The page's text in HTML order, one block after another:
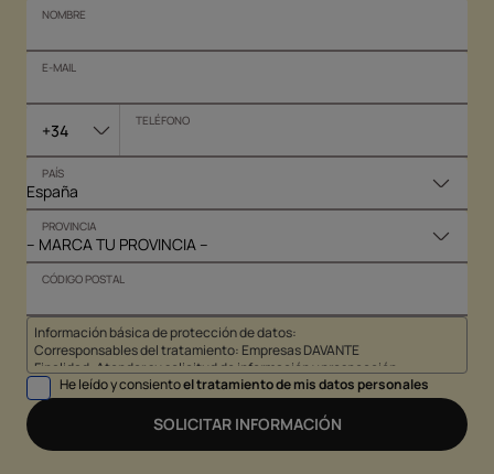
NOMBRE
E-MAIL
+34 TELÉFONO
PAÍS
PROVINCIA
CÓDIGO POSTAL
Información básica de protección de datos:
Corresponsables del tratamiento: Empresas DAVANTE
Finalidad: Atender su solicitud de información y prospección
comercial
Derechos: Puede acceder, rectificar y suprimir sus datos, así como
otros derechos tal y como se explica en nuestrapolítica de
He leído y consientoel tratamiento de mis datos personales
SOLICITAR INFORMACIÓN